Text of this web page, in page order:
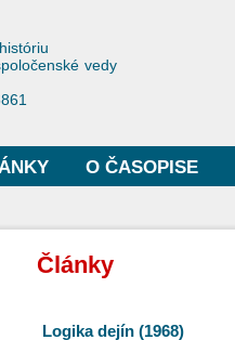
vedy
O ČASOPISE
Články
Logika dejín (1968)